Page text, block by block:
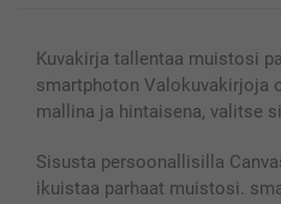
Kuvakirja tallentaa muistosi
smartphoton Valokuvakirjoja
mallina ja hintaisena, valitse
Sisusta persoonallisilla
ikuistaa parhaat muistosi.